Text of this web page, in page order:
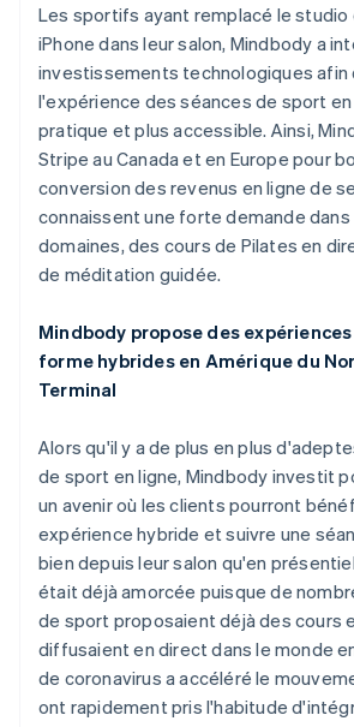
Les sportifs ayant remplacé le studio
iPhone dans leur salon, Mindbody a
investissements technologiques afin
l'expérience des séances de sport en
pratique et plus accessible. Ainsi,
Stripe au Canada et en Europe pour
conversion des revenus en ligne de
connaissent une forte demande dans
domaines, des cours de Pilates en
de méditation guidée.
Mindbody propose des
forme hybrides en Amérique du
Terminal
Alors qu'il y a de plus en plus
de sport en ligne, Mindbody investit
un avenir où les clients pourront
expérience hybride et suivre une
bien depuis leur salon qu'en
était déjà amorcée puisque de
de sport proposaient déjà des cours
diffusaient en direct dans le monde
de coronavirus a accéléré le
ont rapidement pris l'habitude
Belgique
NederlandsFrançaisDeutschEnglish
Brésil
PortuguêsEnglish
Bulgarie
English
Canada
EnglishFrançais
Chine continentale
简体中文English
Chypre
English
EnglishItaliano
Danemark
English
Émirats arabes unis
Espagne
EspañolEnglish
Estonie
English
États-Unis
EnglishEspañol简体中文
Finlande
EnglishSvenska
France
FrançaisEnglish
Gibraltar
English